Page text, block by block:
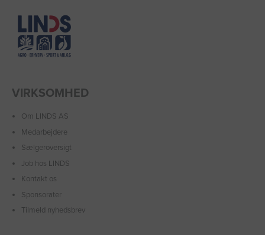
VIRKSOMHED
Om LINDS AS
Medarbejdere
Sælgeroversigt
Job hos LINDS
Kontakt os
Sponsorater
Tilmeld nyhedsbrev